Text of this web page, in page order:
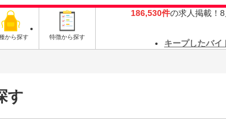
から探す 特徴から探す
186,530件の求人掲載！
キープしたバイ
す